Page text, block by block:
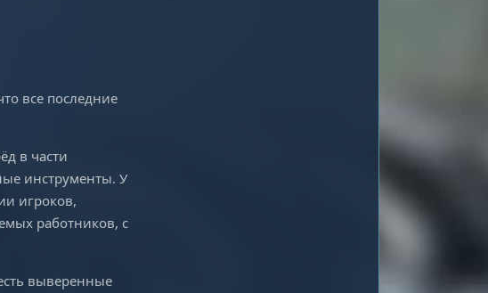
все последние
в части
инструменты. У
игроков,
работников, с
выверенные